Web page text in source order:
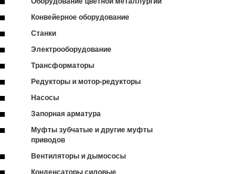
Конвейерное оборудование
Станки
Электрооборудование
Трансформаторы
Редукторы и мотор-редукторы
Насосы
Запорная арматура
Муфты зубчатые и другие муфты
приводов
Вентиляторы и дымососы
Конденсаторы силовые